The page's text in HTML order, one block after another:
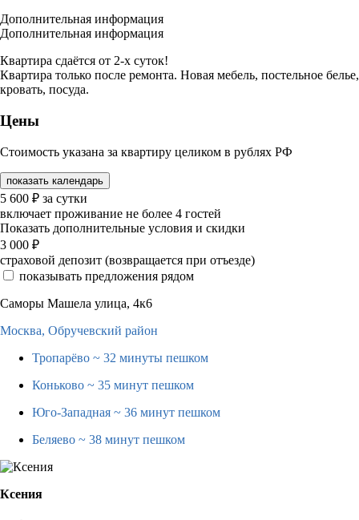
Дополнительная информация
Дополнительная информация
Квартира сдаётся от 2-х суток!
Квартира только после ремонта. Новая мебель, постельное белье,
кровать, посуда.
Цены
Стоимость указана за квартиру целиком в рублях РФ
показать календарь
5 600 ₽ за сутки
включает проживание не более 4 гостей
Показать дополнительные условия и скидки
3 000 ₽
страховой депозит (возвращается при отъезде)
показывать предложения рядом
Саморы Машела улица, 4к6
Москва, Обручевский район
Тропарёво ~ 32 минуты пешком
Коньково ~ 35 минут пешком
Юго-Западная ~ 36 минут пешком
Беляево ~ 38 минут пешком
Ксения